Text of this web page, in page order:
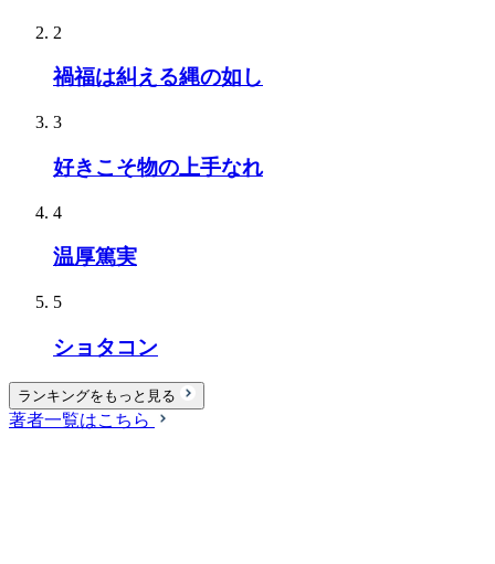
2
禍福は糾える縄の如し
3
好きこそ物の上手なれ
4
温厚篤実
5
ショタコン
ランキングをもっと見る
著者一覧はこちら